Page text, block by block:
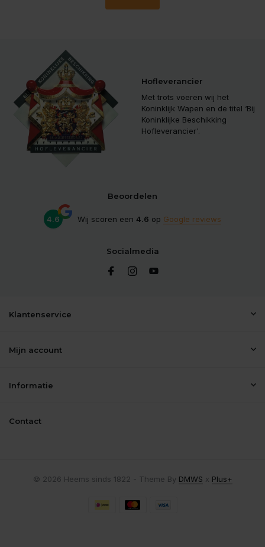
Hofleverancier
Met trots voeren wij het
Koninklijk Wapen en de titel ‘Bij
Koninklijke Beschikking
Hofleverancier'.
Beoordelen
4.6 Wij scoren een 4.6 op Google reviews
Socialmedia
Klantenservice
Mijn account
Informatie
Contact
© 2026 Heems sinds 1822 - Theme By DMWS x Plus+